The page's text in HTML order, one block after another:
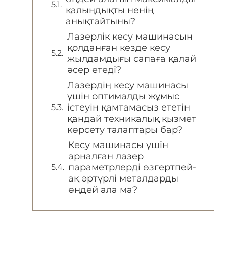
қалыңдықты ненің
анықтайтыны?
Лазерлік кесу машинасын
қолданған кезде кесу
жылдамдығы сапаға қалай
әсер етеді?
Лазердің кесу машинасы
үшін оптималды жұмыс
істеуін қамтамасыз ететін
қандай техникалық қызмет
көрсету талаптары бар?
Кесу машинасы үшін
арналған лазер
параметрлерді өзгертпей-
ақ әртүрлі металдарды
өңдей ала ма?